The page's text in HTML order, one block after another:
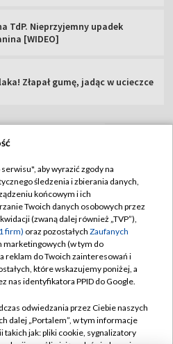
TdP. Nieprzyjemny upadek
[WIDEO]
Złapał gumę, jadąc w ucieczce
TVP
Sklep TVP
Reklamy
Handlowa
ogłoszenia
Programowa
przetargowe
TVP
prywatności
zgody
reklamy
Kontakt
Kanały
aby wyrazić zgody na
śledzenia i zbierania danych,
końcowym i ich
Twoich danych osobowych przez
(zwaną dalej również „TVP”),
firm) oraz pozostałych Zaufanych
marketingowych (w tym do
reklam do Twoich zainteresowań i
które wskazujemy poniżej, a
nas identyfikatora PPID do Google.
odwiedzania przez Ciebie naszych
dalej „Portalem”, w tym informacje
takich jak: pliki cookie, sygnalizatory